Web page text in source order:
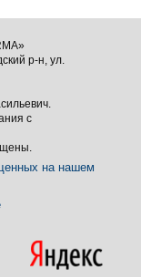
р-н, ул.
с
на нашем